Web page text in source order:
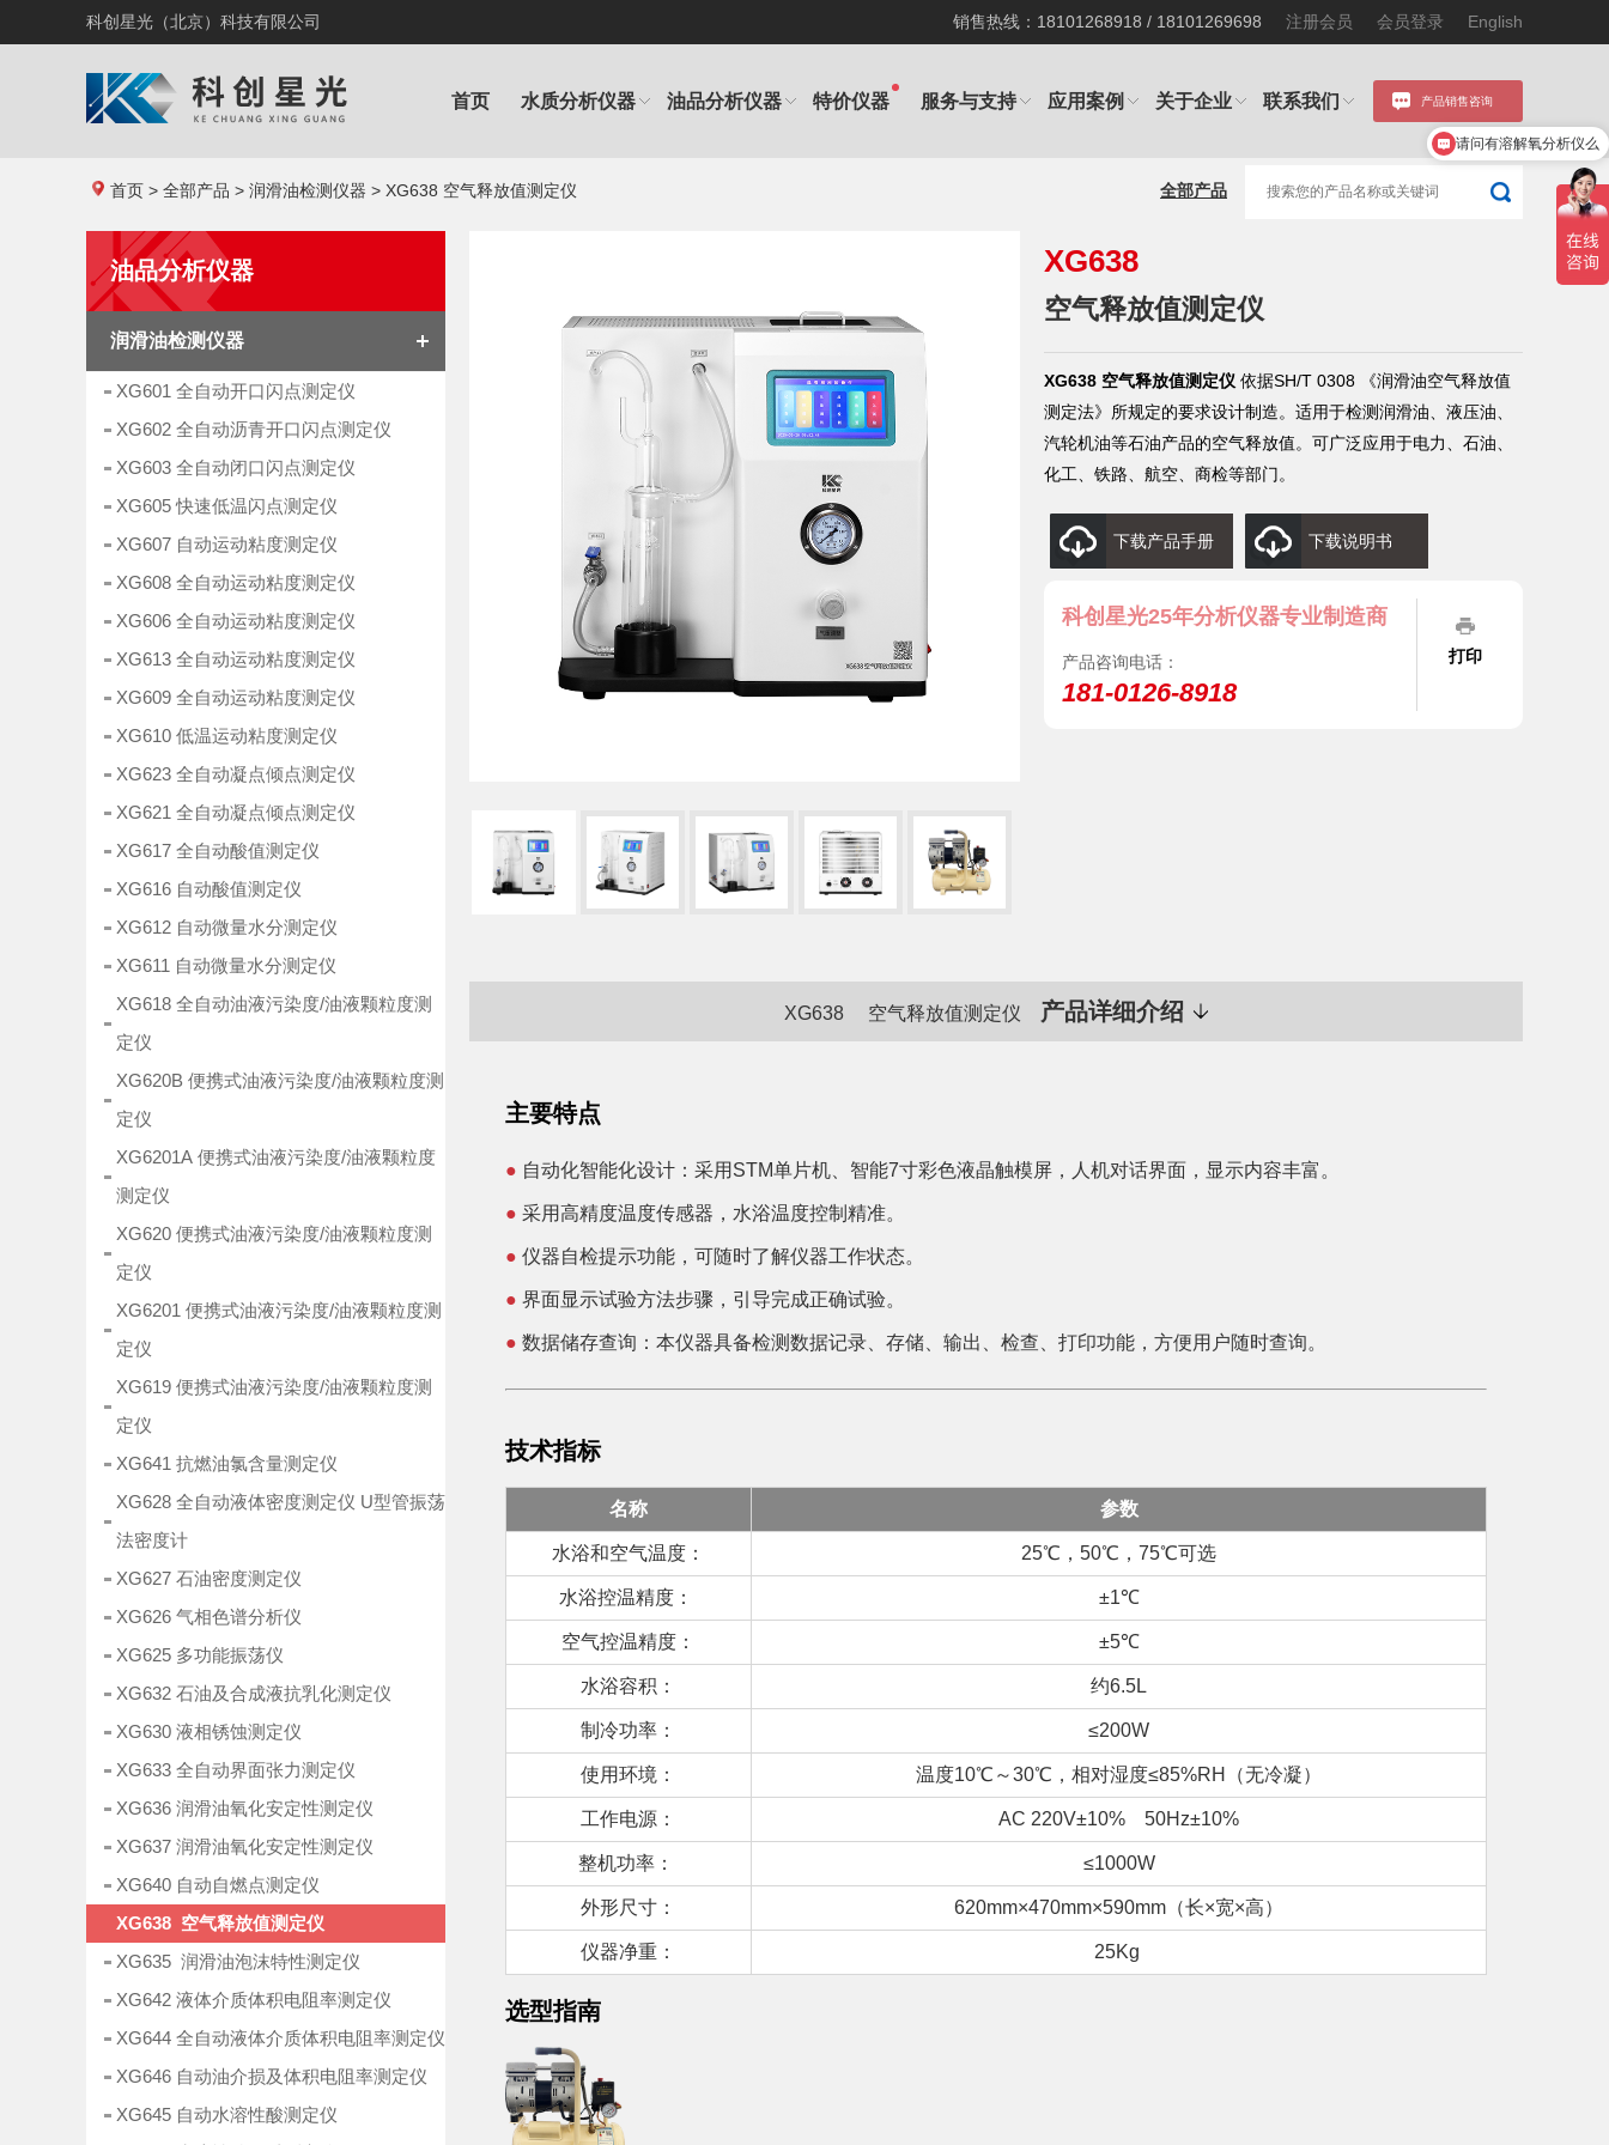
科创星光（北京）科技有限公司 销售热线：18101268918 / 18101269698 注册会员 会员登录 English
产品销售咨询
首页 水质分析仪器 油品分析仪器 特价仪器 服务与支持 应用案例 关于企业 联系我们
首页 > 全部产品 > 润滑油检测仪器 > XG638 空气释放值测定仪 全部产品
油品分析仪器
润滑油检测仪器
XG601 全自动开口闪点测定仪
XG602 全自动沥青开口闪点测定仪
XG603 全自动闭口闪点测定仪
XG605 快速低温闪点测定仪
XG607 自动运动粘度测定仪
XG608 全自动运动粘度测定仪
XG606 全自动运动粘度测定仪
XG613 全自动运动粘度测定仪
XG609 全自动运动粘度测定仪
XG610 低温运动粘度测定仪
XG623 全自动凝点倾点测定仪
XG621 全自动凝点倾点测定仪
XG617 全自动酸值测定仪
XG616 自动酸值测定仪
XG612 自动微量水分测定仪
XG611 自动微量水分测定仪
XG618 全自动油液污染度/油液颗粒度测
定仪
XG620B 便携式油液污染度/油液颗粒度测
定仪
XG6201A 便携式油液污染度/油液颗粒度
测定仪
XG620 便携式油液污染度/油液颗粒度测
定仪
XG6201 便携式油液污染度/油液颗粒度测
定仪
XG619 便携式油液污染度/油液颗粒度测
定仪
XG641 抗燃油氯含量测定仪
XG628 全自动液体密度测定仪 U型管振荡
法密度计
XG627 石油密度测定仪
XG626 气相色谱分析仪
XG625 多功能振荡仪
XG632 石油及合成液抗乳化测定仪
XG630 液相锈蚀测定仪
XG633 全自动界面张力测定仪
XG636 润滑油氧化安定性测定仪
XG637 润滑油氧化安定性测定仪
XG640 自动自燃点测定仪
XG638 空气释放值测定仪
XG635 润滑油泡沫特性测定仪
XG642 液体介质体积电阻率测定仪
XG644 全自动液体介质体积电阻率测定仪
XG646 自动油介损及体积电阻率测定仪
XG645 自动水溶性酸测定仪
XG638
空气释放值测定仪
XG638 空气释放值测定仪 依据SH/T 0308 《润滑油空气释放值
测定法》所规定的要求设计制造。适用于检测润滑油、液压油、
汽轮机油等石油产品的空气释放值。可广泛应用于电力、石油、
化工、铁路、航空、商检等部门。
下载产品手册 下载说明书
科创星光25年分析仪器专业制造商
产品咨询电话：
181-0126-8918
打印
XG638 空气释放值测定仪 产品详细介绍
主要特点
● 自动化智能化设计：采用STM单片机、智能7寸彩色液晶触模屏，人机对话界面，显示内容丰富。
● 采用高精度温度传感器，水浴温度控制精准。
● 仪器自检提示功能，可随时了解仪器工作状态。
● 界面显示试验方法步骤，引导完成正确试验。
● 数据储存查询：本仪器具备检测数据记录、存储、输出、检查、打印功能，方便用户随时查询。
技术指标
名称 参数
水浴和空气温度： 25℃，50℃，75℃可选
水浴控温精度： ±1℃
空气控温精度： ±5℃
水浴容积： 约6.5L
制冷功率： ≤200W
使用环境： 温度10℃～30℃，相对湿度≤85%RH（无冷凝）
工作电源： AC 220V±10% 50Hz±10%
整机功率： ≤1000W
外形尺寸： 620mm×470mm×590mm（长×宽×高）
仪器净重： 25Kg
选型指南
产品优惠热线:181 0126 8918
请问有溶解氧分析仪么